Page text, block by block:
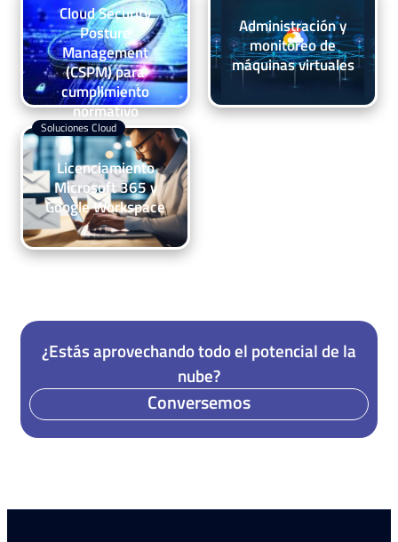
Cloud Security
Posture
Management
(CSPM) para
cumplimiento
normativo
Administración y
monitoreo de
máquinas virtuales
Licenciamiento
Microsoft 365 y
Google Workspace
Soluciones Cloud
¿Estás aprovechando todo el potencial de la
nube?
Conversemos